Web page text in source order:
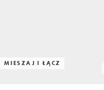
MIESZAJ I ŁĄCZ